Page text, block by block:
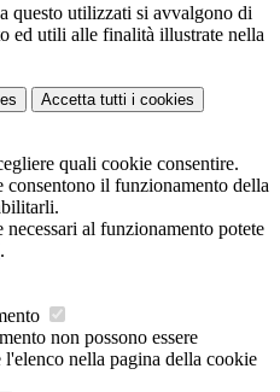
questo utilizzati si avvalgono di
ed utili alle finalità illustrate nella
Accetta tutti i cookies
quali cookie consentire.
consentono il funzionamento della
al funzionamento potete
.
non possono essere
nella pagina della cookie